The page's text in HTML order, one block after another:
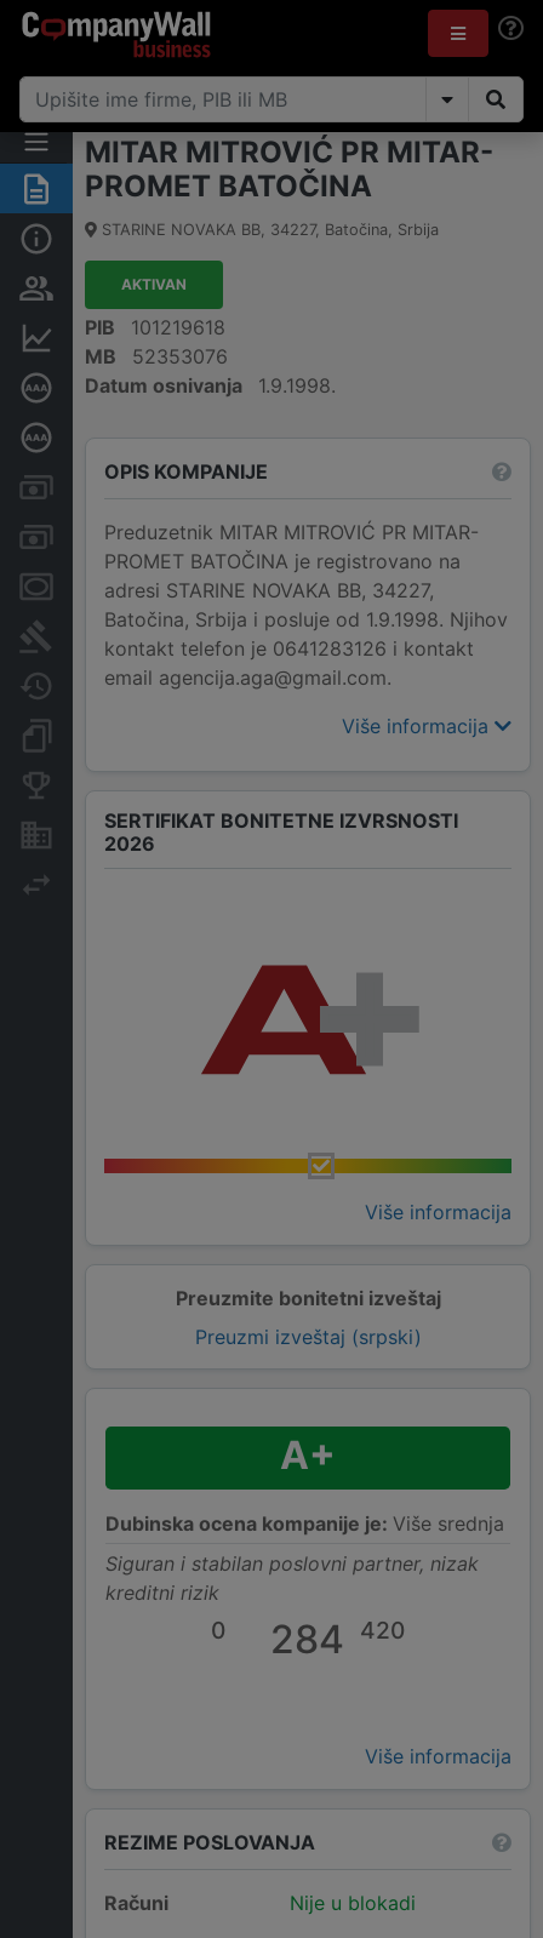
Rezime
Osnovni podaci
Vlasnička struktura
Finansijski podaci
Sertifikat bonitetne izvrsnosti
Dubinska bonitetna ocena
Računi i blokade
Menice i zaloge
Sudski sporovi
Javne nabavke
Nekretnine i imovina
MITAR MITROVIĆ PR MITAR-
PROMET BATOČINA
STARINE NOVAKA BB, 34227, Batočina, Srbija
AKTIVAN
PIB
101219618
MB
52353076
Datum osnivanja
1.9.1998.
OPIS KOMPANIJE
Preduzetnik MITAR MITROVIĆ PR MITAR-
PROMET BATOČINA je registrovano na
adresi STARINE NOVAKA BB, 34227,
Batočina, Srbija i posluje od 1.9.1998. Njihov
kontakt telefon je 0641283126 i kontakt
email agencija.aga@gmail.com.
Više informacija
SERTIFIKAT BONITETNE IZVRSNOSTI
2026
Više informacija
Preuzmite bonitetni izveštaj
Preuzmi izveštaj (srpski)
A+
Dubinska ocena kompanije je: Više srednja
Siguran i stabilan poslovni partner, nizak
kreditni rizik
0 284 420
Više informacija
REZIME POSLOVANJA
Računi
Nije u blokadi